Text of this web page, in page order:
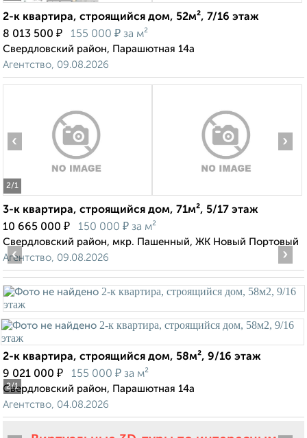
2-к квартира, строящийся дом, 52м², 7/16 этаж
8 013 500 ₽ 155 000 ₽ за м²
Свердловский район, Парашютная 14а
Агентство, 09.08.2026
2/1
‹ ›
3-к квартира, строящийся дом, 71м², 5/17 этаж
10 665 000 ₽ 150 000 ₽ за м²
Свердловский район, мкр. Пашенный, ЖК Новый Портовый
Агентство, 09.08.2026
2/1
‹ ›
2-к квартира, строящийся дом, 58м², 9/16 этаж
9 021 000 ₽ 155 000 ₽ за м²
Свердловский район, Парашютная 14а
Агентство, 04.08.2026